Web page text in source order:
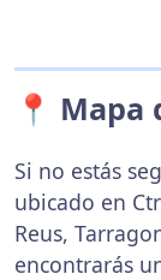
📍 Mapa
Si no estás
ubicado en
Reus,
encontrarás